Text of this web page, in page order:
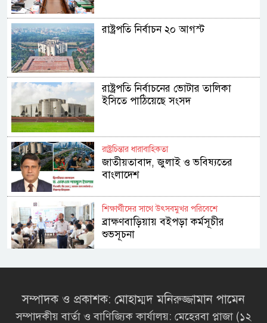
রাষ্ট্রপতি নির্বাচন ২০ আগস্ট
রাষ্ট্রপতি নির্বাচনের ভোটার তালিকা
ইসিতে পাঠিয়েছে সংসদ
রাষ্ট্রচিন্তার ধারাবাহিকতা
জাতীয়তাবাদ, জুলাই ও ভবিষ্যতের
বাংলাদেশ
শিক্ষার্থীদের সাথে উৎসবমুখর পরিবেশে
ব্রাক্ষণবাড়িয়ায় বইপড়া কর্মসূচীর
শুভসূচনা
মালয়েশিয়ায় মারামারি করে তিন
সম্পাদক ও প্রকাশক: মোহাম্মদ মনিরুজ্জামান পামেন
সম্পাদকীয় বার্তা ও বাণিজ্যিক কার্যালয়: মেহেরবা প্লাজা (১২